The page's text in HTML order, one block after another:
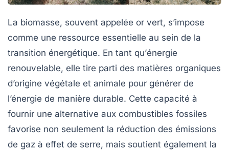
La biomasse, souvent appelée or vert, s’impose
comme une ressource essentielle au sein de la
transition énergétique. En tant qu’énergie
renouvelable, elle tire parti des matières organiques
d’origine végétale et animale pour générer de
l’énergie de manière durable. Cette capacité à
fournir une alternative aux combustibles fossiles
favorise non seulement la réduction des émissions
de gaz à effet de serre, mais soutient également la